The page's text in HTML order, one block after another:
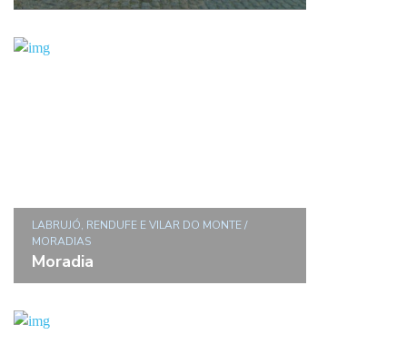
LABRUJÓ, RENDUFE E VILAR DO MONTE /
MORADIAS
Moradia